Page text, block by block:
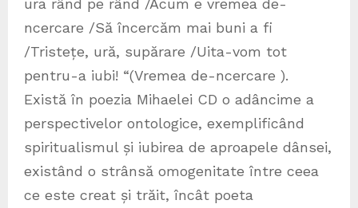
ura rând pe rând /Acum e vremea de-
ncercare /Să încercăm mai buni a fi
/Tristețe, ură, supărare /Uita-vom tot
pentru-a iubi! “(Vremea de-ncercare ).
Există în poezia Mihaelei CD o adâncime a
perspectivelor ontologice, exemplificând
spiritualismul și iubirea de aproapele dânsei,
existând o strânsă omogenitate între ceea
ce este creat și trăit, încât poeta